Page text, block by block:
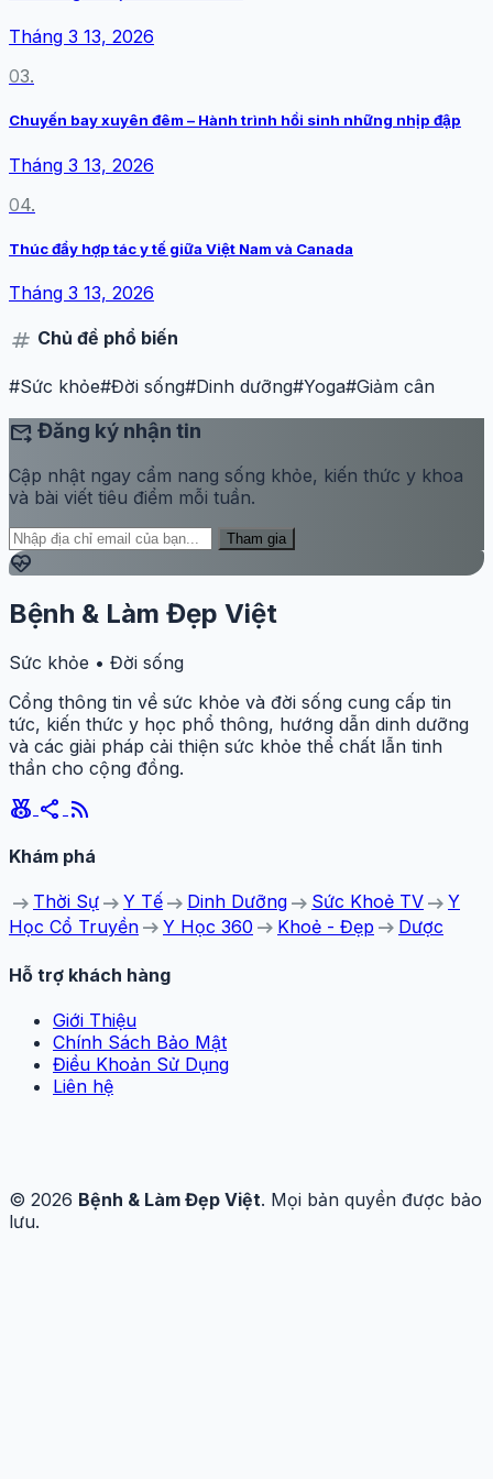
Tháng 3 13, 2026
03.
Chuyến bay xuyên đêm – Hành trình hồi sinh những nhịp đập
Tháng 3 13, 2026
04.
Thúc đẩy hợp tác y tế giữa Việt Nam và Canada
Tháng 3 13, 2026
tag Chủ đề phổ biến
#Sức khỏe#Đời sống#Dinh dưỡng#Yoga#Giảm cân
forward_to_inbox Đăng ký nhận tin
Cập nhật ngay cẩm nang sống khỏe, kiến thức y khoa
và bài viết tiêu điểm mỗi tuần.
Tham gia
ecg_heart
Bệnh & Làm Đẹp Việt
Sức khỏe • Đời sống
Cổng thông tin về sức khỏe và đời sống cung cấp tin
tức, kiến thức y học phổ thông, hướng dẫn dinh dưỡng
và các giải pháp cải thiện sức khỏe thể chất lẫn tinh
thần cho cộng đồng.
social_leaderboard share rss_feed
Khám phá
arrow_right_alt Thời Sự arrow_right_alt Y Tế arrow_right_alt Dinh Dưỡng arrow_right_alt Sức Khoẻ TV arrow_right_alt Y
Học Cổ Truyền arrow_right_alt Y Học 360 arrow_right_alt Khoẻ - Đẹp arrow_right_alt Dược
Hỗ trợ khách hàng
Giới Thiệu
Chính Sách Bảo Mật
Điều Khoản Sử Dụng
Liên hệ
© 2026 Bệnh & Làm Đẹp Việt. Mọi bản quyền được bảo
lưu.